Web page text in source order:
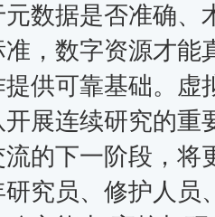
数据是否准确
准，数字资源才
提供可靠基础。
展连续研究的重
下一阶段，将
究员、修护人